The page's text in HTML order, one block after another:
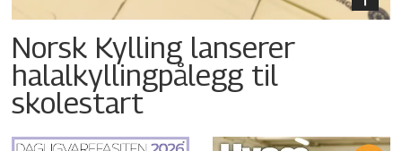
Norsk Kylling lanserer
halalkyllingpålegg til
skolestart